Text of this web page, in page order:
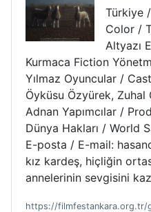
Türkiye
Color /
Altyazı
Kurmaca Fiction
Yılmaz Oyuncular /
Öyküsu Özyürek, Zuhal
Adnan Yapımcılar /
Dünya Hakları / World
E-posta / E-mail:
kız kardeş, hiçliğin
annelerinin sevgisini
https://filmfestankara.org.tr/